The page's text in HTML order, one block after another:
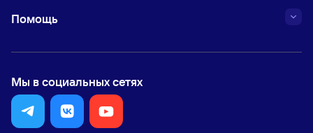
Помощь
Мы в социальных сетях